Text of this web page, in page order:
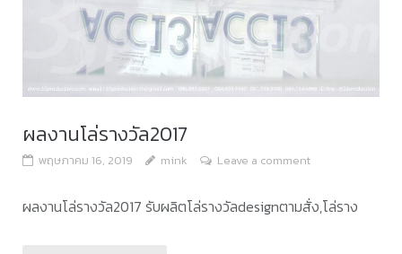
ผลงานโล่รางวัล2017
พฤษภาคม 16, 2019 mink Leave a comment
ผลงานโล่รางวัล2017 รับผลิตโล่รางวัลdesignตามสั่ง,โล่ราง